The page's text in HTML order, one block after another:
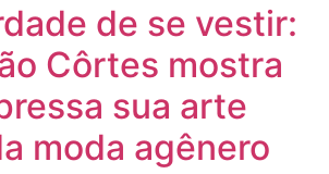
de se vestir:
Côrtes mostra
sua arte
moda agênero